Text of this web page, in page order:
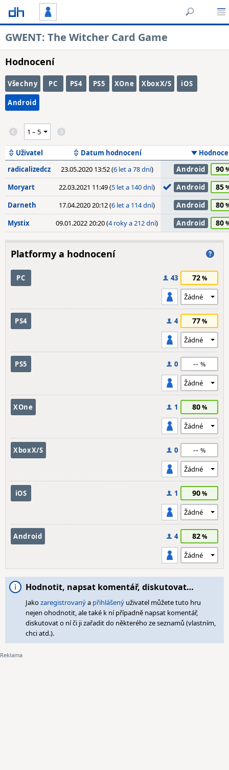
GWENT: The Witcher Card Game
Hodnocení
Všechny PC PS4 PS5 XOne XboxX/S iOS
Android
Uživatel Datum hodnocení
radicalizedcz
23.05.2020 13:52 (6 let a 78 dní) Android 90
Moryart 22.03.2021 11:49 (5 let a 140 dní) Android 85
Darneth 17.04.2020 20:12 (6 let a 114 dní) Android 80
Mystix 09.01.2022 20:20 (4 roky a 212 dní) Android 80
Platformy a hodnocení
PC 43 72
PS4 4 77
PS5 0 --
XOne 1 80
XboxX/S 0 --
iOS 1 90
Android 4 82
Hodnotit, napsat komentář, diskutovat…
Jakozaregistrovanýa přihlášený uživatel můžete tuto hru
nejen ohodnotit, ale také k ní případně napsat komentář,
diskutovat o ní či ji zařadit do některého ze seznamů (vlastním,
chci atd.).